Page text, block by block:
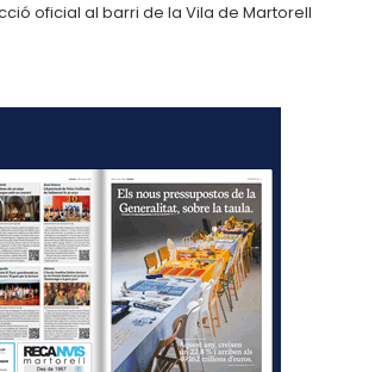
oficial al barri de la Vila de Martorell